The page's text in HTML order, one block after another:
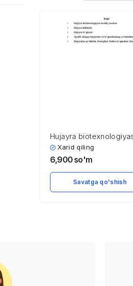
Hujayra
Xarid qiling
6,900 so'm
Savatga qo'shish